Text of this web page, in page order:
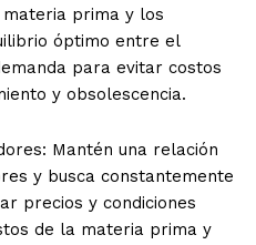
prima y los
óptimo entre el
para evitar costos
y obsolescencia.
Mantén una relación
y busca constantemente
precios y condiciones
de la materia prima y